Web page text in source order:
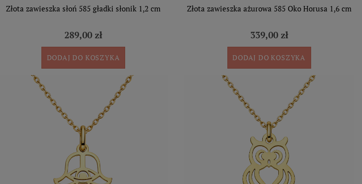
Złota zawieszka słoń 585 gładki słonik 1,2 cm
289,00 zł
DODAJ DO KOSZYKA
Złota zawieszka ażurowa 585 Oko Horusa 1,6 cm
339,00 zł
DODAJ DO KOSZYKA